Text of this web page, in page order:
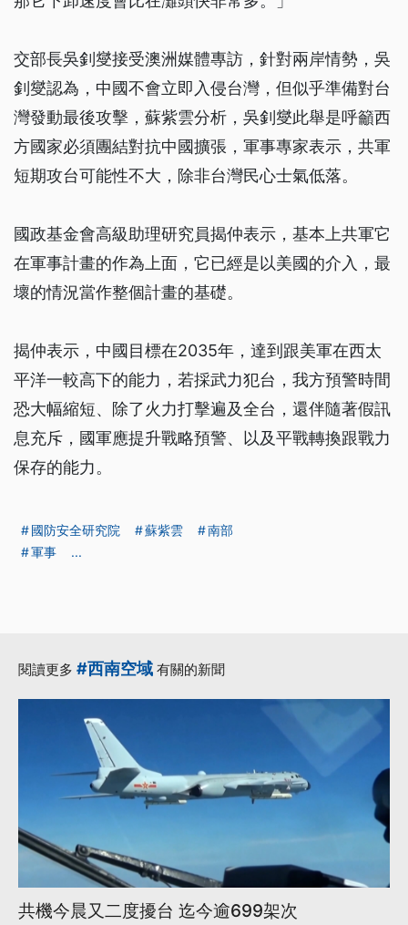
交部長吳釗燮接受澳洲媒體專訪，針對兩岸情勢，吳
釗燮認為，中國不會立即入侵台灣，但似乎準備對台
灣發動最後攻擊，蘇紫雲分析，吳釗燮此舉是呼籲西
方國家必須團結對抗中國擴張，軍事專家表示，共軍
短期攻台可能性不大，除非台灣民心士氣低落。
國政基金會高級助理研究員揭仲表示，基本上共軍它
在軍事計畫的作為上面，它已經是以美國的介入，最
壞的情況當作整個計畫的基礎。
揭仲表示，中國目標在2035年，達到跟美軍在西太
平洋一較高下的能力，若採武力犯台，我方預警時間
恐大幅縮短、除了火力打擊遍及全台，還伴隨著假訊
息充斥，國軍應提升戰略預警、以及平戰轉換跟戰力
保存的能力。
國防安全研究院 蘇紫雲
南部
軍事
...
閱讀更多 #西南空域 有關的新聞
共機今晨又二度擾台 迄今逾699架次